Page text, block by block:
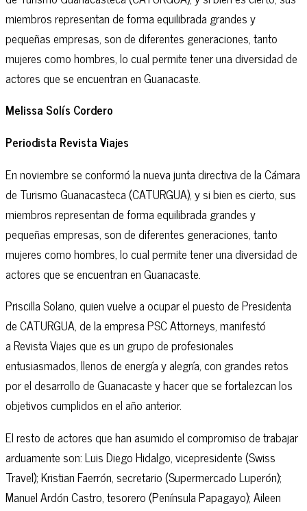
miembros representan de forma equilibrada grandes y
pequeñas empresas, son de diferentes generaciones, tanto
mujeres como hombres, lo cual permite tener una diversidad de
actores que se encuentran en Guanacaste.
Melissa Solís Cordero
Periodista Revista Viajes
En noviembre se conformó la nueva junta directiva de la Cámara
de Turismo Guanacasteca (CATURGUA), y si bien es cierto, sus
miembros representan de forma equilibrada grandes y
pequeñas empresas, son de diferentes generaciones, tanto
mujeres como hombres, lo cual permite tener una diversidad de
actores que se encuentran en Guanacaste.
Priscilla Solano, quien vuelve a ocupar el puesto de Presidenta
de CATURGUA, de la empresa PSC Attorneys, manifestó
a Revista Viajes que es un grupo de profesionales
entusiasmados, llenos de energía y alegría, con grandes retos
por el desarrollo de Guanacaste y hacer que se fortalezcan los
objetivos cumplidos en el año anterior.
El resto de actores que han asumido el compromiso de trabajar
arduamente son: Luis Diego Hidalgo, vicepresidente (Swiss
Travel); Kristian Faerrón, secretario (Supermercado Luperón);
Manuel Ardón Castro, tesorero (Península Papagayo); Aileen